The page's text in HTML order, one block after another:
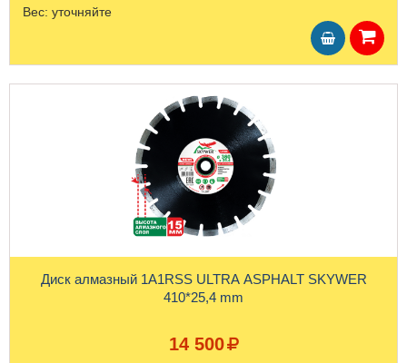
Вес: уточняйте
Диск алмазный 1A1RSS ULTRA ASPHALT SKYWER
410*25,4 mm
14 500